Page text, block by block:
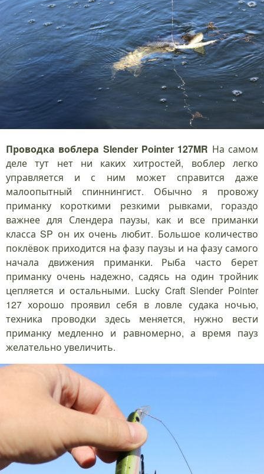
Проводка воблера Slender Pointer 127MR На самом
деле тут нет ни каких хитростей, воблер легко
управляется и с ним может справится даже
малоопытный спиннингист. Обычно я провожу
приманку короткими резкими рывками, гораздо
важнее для Слендера паузы, как и все приманки
класса SP он их очень любит. Большое количество
поклёвок приходится на фазу паузы и на фазу самого
начала движения приманки. Рыба часто берет
приманку очень надежно, садясь на один тройник
цепляется и остальными. Lucky Craft Slender Pointer
127 хорошо проявил себя в ловле судака ночью,
техника проводки здесь меняется, нужно вести
приманку медленно и равномерно, а время пауз
желательно увеличить.